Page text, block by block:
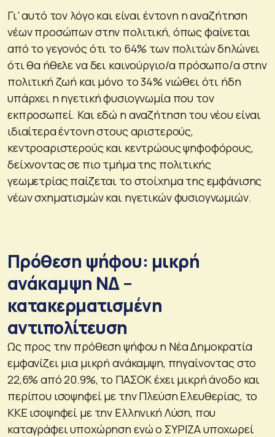
Γι’ αυτό τον λόγο και είναι έντονη η αναζήτηση
νέων προσώπων στην πολιτική, όπως φαίνεται
από το γεγονός ότι το 64% των πολιτών δηλώνει
ότι θα ήθελε να δει καινούργιο/α πρόσωπο/α στην
πολιτική ζωή και μόνο το 34% νιώθει ότι ήδη
υπάρχει η ηγετική φυσιογνωμία που τον
εκπροσωπεί. Και εδώ η αναζήτηση του νέου είναι
ιδιαίτερα έντονη στους αριστερούς,
κεντροαριστερούς και κεντρώους ψηφοφόρους,
δείχνοντας σε πιο τμήμα της πολιτικής
γεωμετρίας παίζεται το στοίχημα της εμφάνισης
νέων σχηματισμών και ηγετικών φυσιογνωμιών.
Πρόθεση ψήφου: μικρή
ανάκαμψη ΝΔ –
κατακερματισμένη
αντιπολίτευση
Ως προς την πρόθεση ψήφου η Νέα Δημοκρατία
εμφανίζει μια μικρή ανάκαμψη, πηγαίνοντας στο
22,6% από 20.9%, το ΠΑΣΟΚ έχει μικρή άνοδο και
περίπου ισοψηφεί με την Πλεύση Ελευθερίας, το
ΚΚΕ ισοψηφεί με την Ελληνική Λύση, που
καταγράφει υποχώρηση ενώ ο ΣΥΡΙΖΑ υποχωρεί